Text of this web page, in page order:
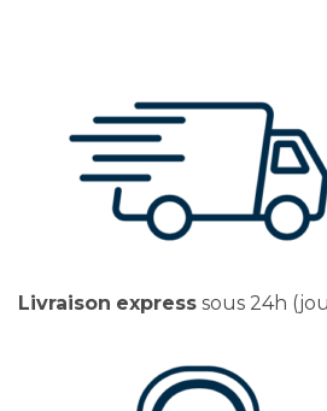
Livraison express sous 24h